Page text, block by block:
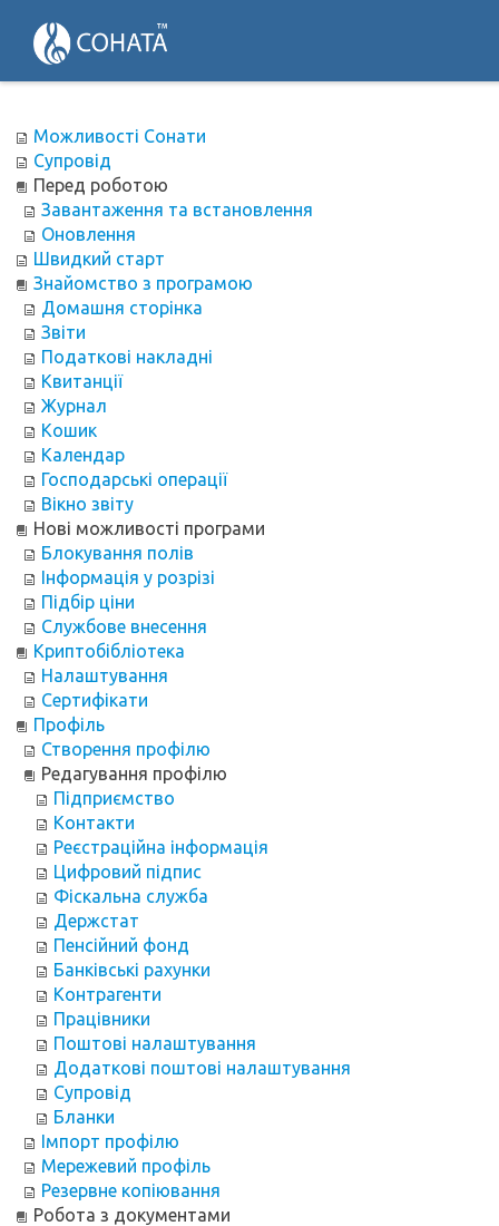
Можливості Сонати
Супровід
Перед роботою
Завантаження та встановлення
Оновлення
Швидкий старт
Знайомство з програмою
Домашня сторінка
Звіти
Податкові накладні
Квитанції
Журнал
Кошик
Календар
Господарські операції
Вікно звіту
Нові можливості програми
Блокування полів
Інформація у розрізі
Підбір ціни
Службове внесення
Криптобібліотека
Налаштування
Сертифікати
Профіль
Створення профілю
Редагування профілю
Підприємство
Контакти
Реєстраційна інформація
Цифровий підпис
Фіскальна служба
Держстат
Пенсійний фонд
Банківські рахунки
Контрагенти
Працівники
Поштові налаштування
Додаткові поштові налаштування
Супровід
Бланки
Імпорт профілю
Мережевий профіль
Резервне копіювання
Робота з документами